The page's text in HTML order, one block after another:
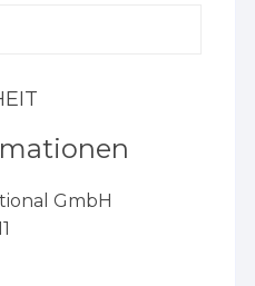
GmbH